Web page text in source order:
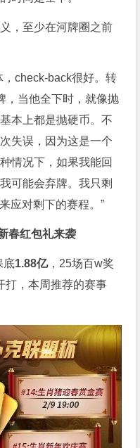
，至少在河牌圈之前
，check-back很好。转
，当他全下时，就像抛
本上都是抛硬币。不
失误，因为这是一个
情况下，如果我能回
可能会弃牌。我只剩
应对剩下的赛程。”
春红包礼来袭
底1.88亿，25场百w奖
打，本周推荐的赛事